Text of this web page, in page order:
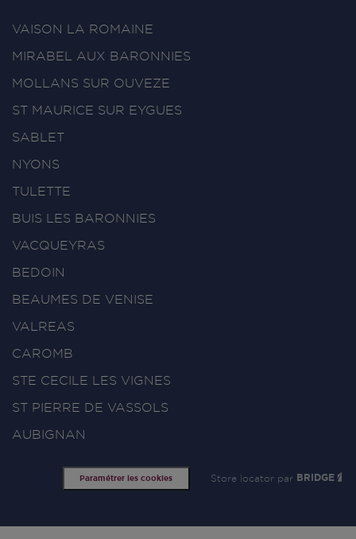
VAISON LA ROMAINE
MIRABEL AUX BARONNIES
MOLLANS SUR OUVEZE
ST MAURICE SUR EYGUES
SABLET
NYONS
TULETTE
BUIS LES BARONNIES
VACQUEYRAS
BEDOIN
BEAUMES DE VENISE
VALREAS
CAROMB
STE CECILE LES VIGNES
ST PIERRE DE VASSOLS
AUBIGNAN
Paramétrer les cookies Store locator par BRIDGE